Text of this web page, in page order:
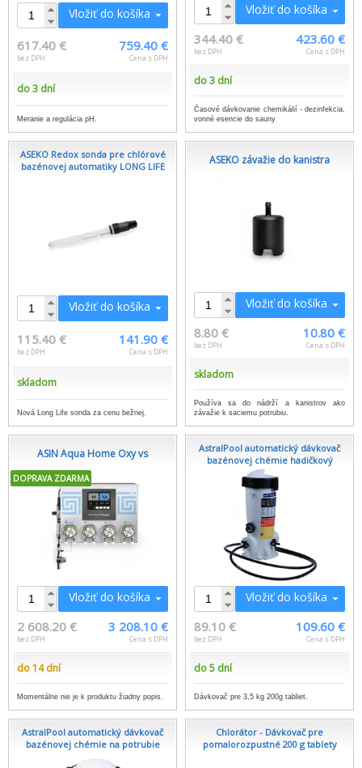
Vložiť do košíka
617.40 €
bez DPH
759.40 €
Cena s DPH
do 3 dní
Meranie a regulácia pH.
Vložiť do košíka
344.40 €
bez DPH
423.60 €
Cena s DPH
do 3 dní
Časové dávkovanie chemikálií - dezinfekcia,
vonné esencie do sauny
ASEKO Redox sonda pre chlórové
bazénovej automatiky LONG LIFE
Vložiť do košíka
115.40 €
bez DPH
141.90 €
Cena s DPH
skladom
Nová Long Life sonda za cenu bežnej.
ASEKO závažie do kanistra
Vložiť do košíka
8.80 €
bez DPH
10.80 €
Cena s DPH
skladom
Používa sa do nádrží a kanistrov ako
závažie k saciemu potrubiu.
ASIN Aqua Home Oxy vs
DOPRAVA ZDARMA
Vložiť do košíka
2 608.20 €
bez DPH
3 208.10 €
Cena s DPH
do 14 dní
Momentálne nie je k produktu žiadny popis.
AstralPool automatický dávkovač
bazénovej chémie hadičkový
Vložiť do košíka
89.10 €
bez DPH
109.60 €
Cena s DPH
do 5 dní
Dávkovač pre 3,5 kg 200g tabliet.
AstralPool automatický dávkovač
bazénovej chémie na potrubie
Chlorátor - Dávkovač pre
pomalorozpustné 200 g tablety